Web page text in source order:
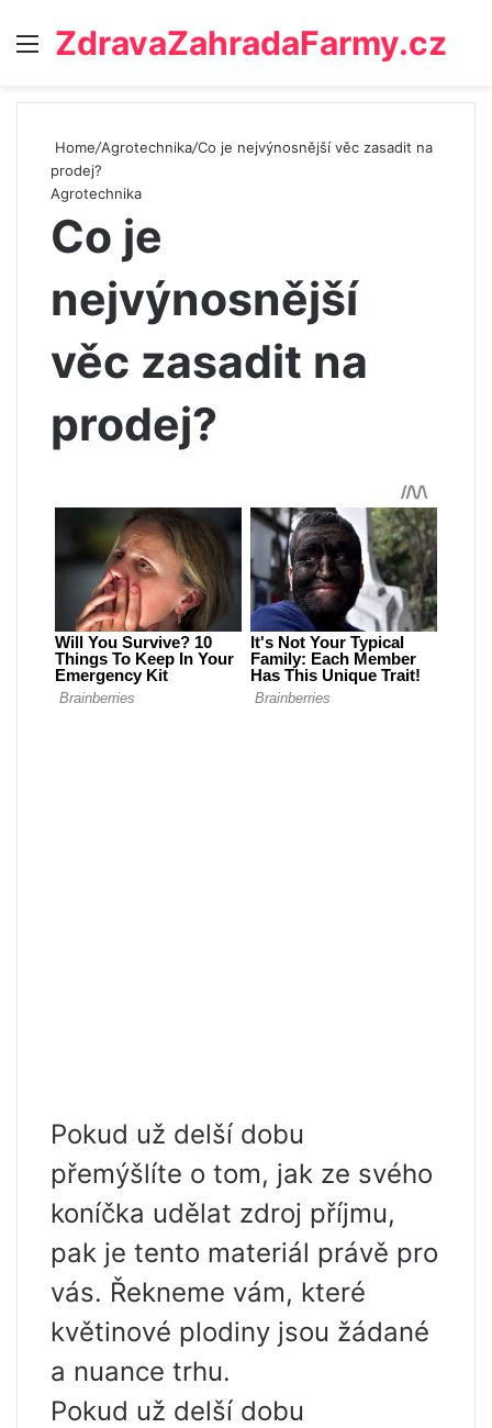
Menu
ZdravaZahradaFarmy.cz
Home/Agrotechnika/Co je nejvýnosnější věc zasadit na
prodej?
Agrotechnika
Co je
nejvýnosnější
věc zasadit na
prodej?
Pokud už delší dobu
přemýšlíte o tom, jak ze svého
koníčka udělat zdroj příjmu,
pak je tento materiál právě pro
vás. Řekneme vám, které
květinové plodiny jsou žádané
a nuance trhu.
Pokud už delší dobu